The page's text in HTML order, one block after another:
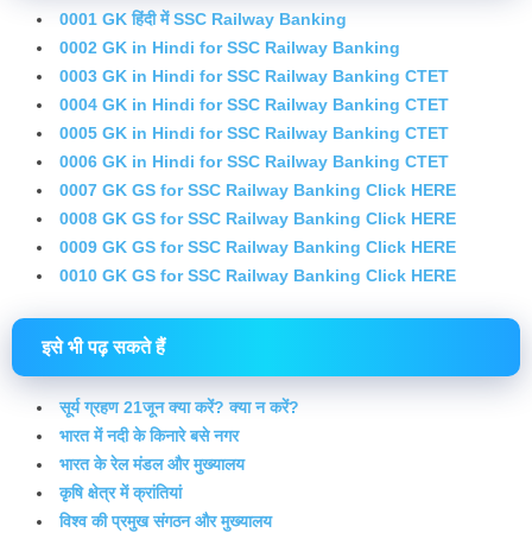
0001 GK हिंदी में SSC Railway Banking
0002 GK in Hindi for SSC Railway Banking
0003 GK in Hindi for SSC Railway Banking CTET
0004 GK in Hindi for SSC Railway Banking CTET
0005 GK in Hindi for SSC Railway Banking CTET
0006 GK in Hindi for SSC Railway Banking CTET
0007 GK GS for SSC Railway Banking Click HERE
0008 GK GS for SSC Railway Banking Click HERE
0009 GK GS for SSC Railway Banking Click HERE
0010 GK GS for SSC Railway Banking Click HERE
इसे भी पढ़ सकते हैं
सूर्य ग्रहण 21जून क्या करें? क्या न करें?
भारत में नदी के किनारे बसे नगर
भारत के रेल मंडल और मुख्यालय
कृषि क्षेत्र में क्रांतियां
विश्व की प्रमुख संगठन और मुख्यालय